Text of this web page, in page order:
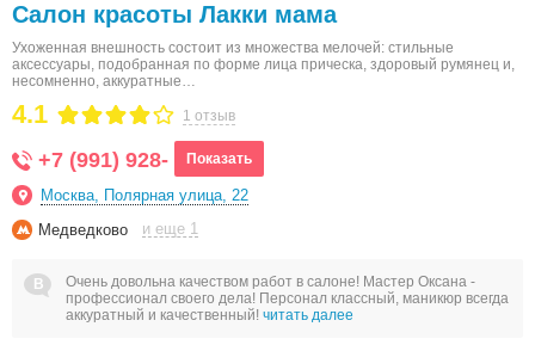
Салон красоты Лакки мама
Ухоженная внешность состоит из множества мелочей: стильные
аксессуары, подобранная по форме лица прическа, здоровый румянец и,
несомненно, аккуратные…
1 отзыв
4.1
+7 (991) 928- Показать
Москва, Полярная улица, 22
Медведково
и еще 1
Очень довольна качеством работ в салоне! Мастер Оксана -
профессионал своего дела! Персонал классный, маникюр всегда
аккуратный и качественный! читать далее